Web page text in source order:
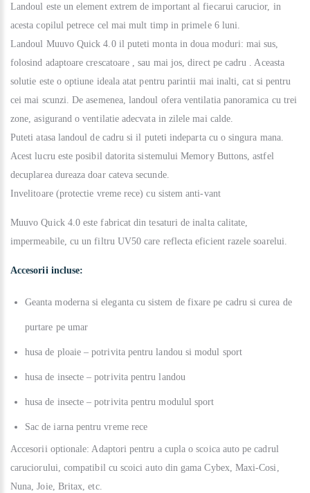
Landoul este un element extrem de important al fiecarui carucior, in
acesta copilul petrece cel mai mult timp in primele 6 luni.
Landoul Muuvo Quick 4.0 il puteti monta in doua moduri: mai sus,
folosind adaptoare crescatoare , sau mai jos, direct pe cadru . Aceasta
solutie este o optiune ideala atat pentru parintii mai inalti, cat si pentru
cei mai scunzi. De asemenea, landoul ofera ventilatia panoramica cu trei
zone, asigurand o ventilatie adecvata in zilele mai calde.
Puteti atasa landoul de cadru si il puteti indeparta cu o singura mana.
Acest lucru este posibil datorita sistemului Memory Buttons, astfel
decuplarea dureaza doar cateva secunde.
Invelitoare (protectie vreme rece) cu sistem anti-vant
Muuvo Quick 4.0 este fabricat din tesaturi de inalta calitate,
impermeabile, cu un filtru UV50 care reflecta eficient razele soarelui.
Accesorii incluse:
Geanta moderna si eleganta cu sistem de fixare pe cadru si curea de
purtare pe umar
husa de ploaie – potrivita pentru landou si modul sport
husa de insecte – potrivita pentru landou
husa de insecte – potrivita pentru modulul sport
Sac de iarna pentru vreme rece
Accesorii optionale: Adaptori pentru a cupla o scoica auto pe cadrul
caruciorului, compatibil cu scoici auto din gama Cybex, Maxi-Cosi,
Nuna, Joie, Britax, etc.